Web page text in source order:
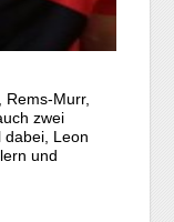
Murr,
zwei
dabei, Leon
und